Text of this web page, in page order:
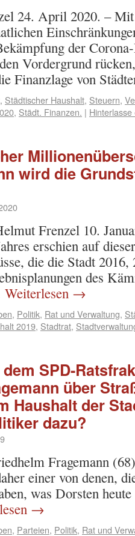
24. April 2020. –
der
Vordergrund
Finanzlage von
, Städtischer Haushalt, Steuern,
, Städt. Finanzen. |
wird die
Frenzel 10.
erschien auf
die die Stadt
des
Weiterlesen →
, Politik, Rat und Verwaltung,
2019, Stadtrat,
SPD-
über
Haushalt der
dazu?
Fragemann
einer von denen,
was Dorsten
→
, Parteien, Politik, Rat und